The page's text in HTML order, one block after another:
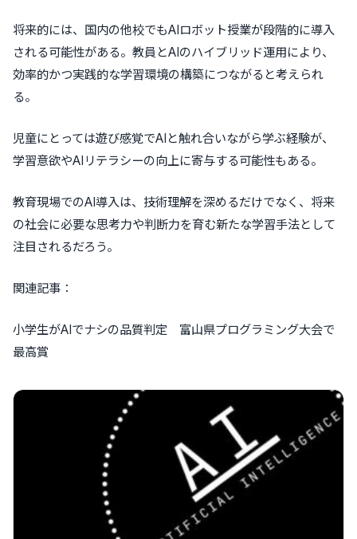
将来的には、国内の他校でもAIロボット授業が段階的に導入
される可能性がある。教員とAIのハイブリッド運用により、
効率的かつ実践的な学習環境の構築につながると考えられ
る。
児童にとっては遊び感覚でAIと触れ合いながら学ぶ経験が、
学習意欲やAIリテラシーの向上に寄与する可能性もある。
教育現場でのAI導入は、技術理解を深めるだけでなく、将来
の社会に必要な思考力や判断力を育む新たな学習手法として
注目されるだろう。
関連記事：
小学生がAIでナシの品質判定 富山県プログラミング大会で
最高賞